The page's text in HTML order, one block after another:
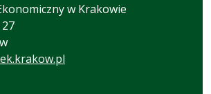
w Krakowie